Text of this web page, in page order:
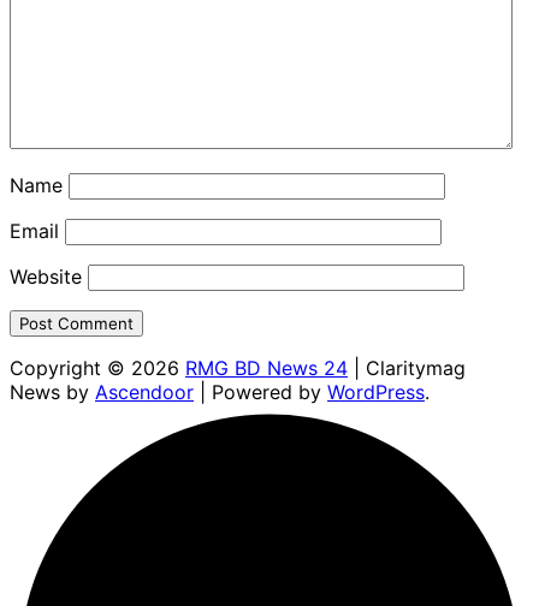
Name
Email
Website
Copyright © 2026 RMG BD News 24 | Claritymag
News by Ascendoor | Powered by WordPress.